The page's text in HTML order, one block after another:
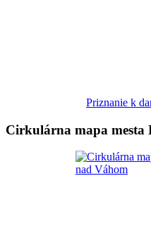
Priznanie k
Cirkulárna mapa mesta